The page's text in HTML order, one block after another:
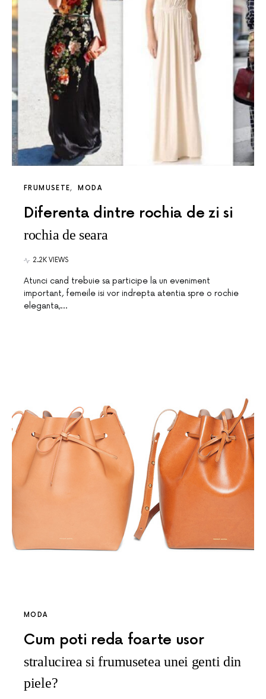
FRUMUSETE MODA
Diferenta dintre rochia de zi si
rochia de seara
2.2K VIEWS
Atunci cand trebuie sa participe la un eveniment
important, femeile isi vor indrepta atentia spre o rochie
eleganta,…
MODA
Cum poti reda foarte usor
stralucirea si frumusetea unei genti din
piele?